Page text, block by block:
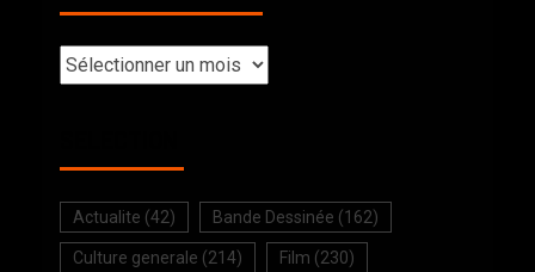
Actualite (42) Bande Dessinée (162)
Culture generale (214) Film (230)